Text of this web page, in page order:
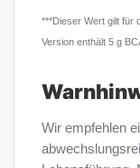
***Dieser Wert gilt für
Version enthält 5 g
Wir empfehlen